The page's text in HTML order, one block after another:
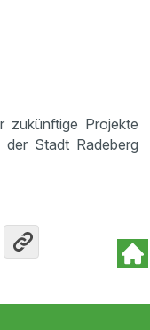
zukünftige Projekte
Stadt Radeberg